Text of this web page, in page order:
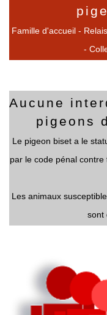
Famille d'accueil -
-
Aucune
pigeons
Le pigeon biset a le
par le code pénal contre
Les animaux
sont